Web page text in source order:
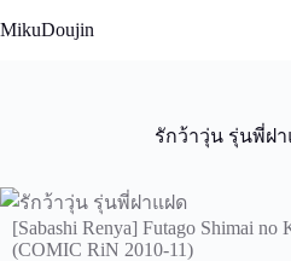
to
MikuDoujin
รักว้าวุ่น รุ่นพี่ฝ
[Sabashi Renya] Futago Shimai no
(COMIC RiN 2010-11)